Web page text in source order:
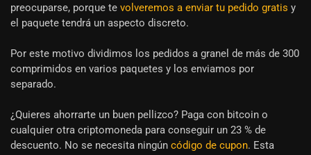
preocuparse, porque te volveremos a enviar tu pedido gratis y
el paquete tendrá un aspecto discreto.
Por este motivo dividimos los pedidos a granel de más de 300
comprimidos en varios paquetes y los enviamos por
separado.
¿Quieres ahorrarte un buen pellizco? Paga con bitcoin o
cualquier otra criptomoneda para conseguir un 23 % de
descuento. No se necesita ningún código de cupon. Esta